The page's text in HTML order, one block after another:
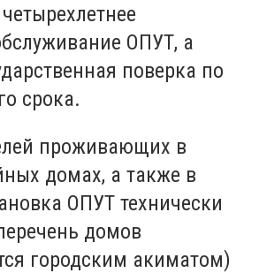
ОПУТ, а
поверка по
срока.
проживающих в
домах, а также в
ОПУТ технически
домов
городским акиматом)